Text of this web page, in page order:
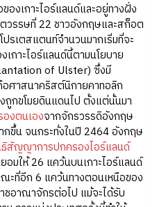
องเกาะไอร์แลนด์และอยู่ทางฝั่ง
รรษที่ 22 ชาวอังกฤษและสก็อต
เตสแตนท์จำนวนมากเริ่มที่จะ
กาะไอร์แลนด์นี้ตามนโยบาย
of Ulster) ซึ่งมี
อศาสนาคริสต์นิกายคาทอลิก
ถูกขโมยดินแดนไป ตั้งแต่นั้นมา
งตนเองจากจักรวรรดิอังกฤษ
กขึ้น จนกระทั่งในปี 2464 อังกฤษ
สัญญาการปกครองไอร์แลนด์
ให้ 26 แคว้นบนเกาะไอร์แลนด์
ะที่อีก 6 แคว้นทางตอนเหนือของ
ชอาณาจักรต่อไป แม้จะได้รับ